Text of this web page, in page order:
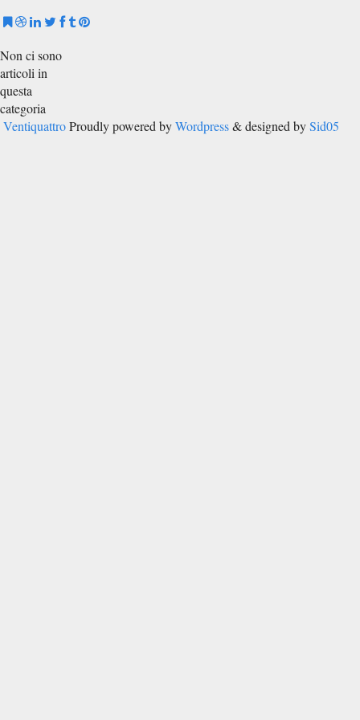
Non ci sono
articoli in
questa
categoria
Ventiquattro Proudly powered byWordpress& designed bySid05